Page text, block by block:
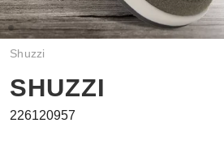
Shuzzi
SHUZZI
226120957